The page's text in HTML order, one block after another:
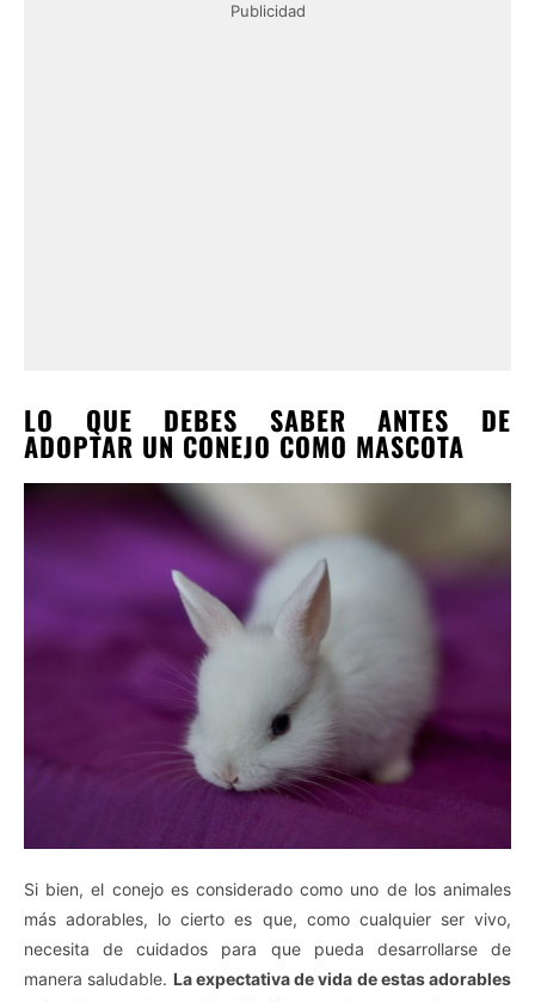
Publicidad
LO QUE DEBES SABER ANTES DE
ADOPTAR UN CONEJO COMO MASCOTA
Si bien, el conejo es considerado como uno de los animales
más adorables, lo cierto es que, como cualquier ser vivo,
necesita de cuidados para que pueda desarrollarse de
manera saludable. La expectativa de vida de estas adorables